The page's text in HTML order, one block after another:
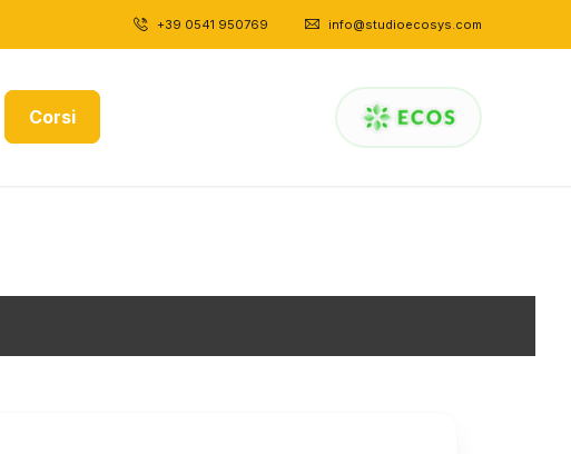
+39 0541 950769 info@studioecosys.com
Corsi